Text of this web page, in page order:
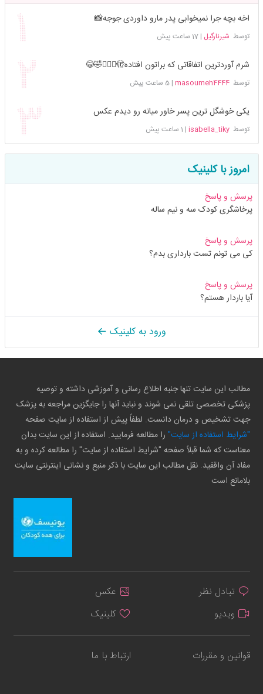
اخه بچه جرا نمیخوابی پدر مارو داوردی جوجه📸
توسط شیرنارگیل |17 ساعت پیش
شرم آوردترین اتفاقاتی که براتون افتاده🫣🤦🏻‍♀️🤣😂
توسطmasoumeh4444
|5 ساعت پیش
یکی خوشگل ترین پسر خاور میانه رو دیدم عکس
توسطisabella_tiky
| 1 ساعت پیش
امروز با کلینیک
پرسش و پاسخ
پرخاشگری کودک سه و نیم ساله
پرسش و پاسخ
کی می تونم تست بارداری بدم؟
پرسش و پاسخ
آیا باردار هستم؟
ورود به کلینیک
مطالب این سایت تنها جنبه اطلاع رسانی و آموزشی داشته و توصیه
پزشکی تخصصی تلقی نمی شوند و نباید آنها را جایگزین مراجعه به پزشک
جهت تشخیص و درمان دانست. لطفاً پیش از استفاده از سایت صفحه
"شرایط استفاده از سایت" را مطالعه فرمایید. استفاده از این سایت بدان
معناست که شما قبلاً صفحه "شرایط استفاده از سایت" را مطالعه کرده و به
مفاد آن واقفید. نقل مطالب این سایت با ذکر منبع و نشانی اینترنتی سایت
بلامانع است
تبادل نظر
عکس
ویدیو
کلینیک
قوانین و مقررات ارتباط با ما